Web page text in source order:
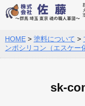
え
HOME > 塗料について >
ンポシリコン（エスケー
sk-